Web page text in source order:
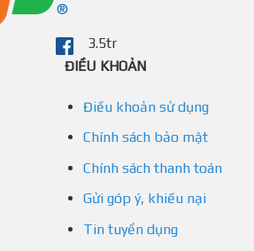
3.5tr
ĐIỀU KHOẢN
Điều khoản sử dụng
Chính sách bảo mật
Chính sách thanh toán
Gửi góp ý, khiếu nại
Tin tuyển dụng